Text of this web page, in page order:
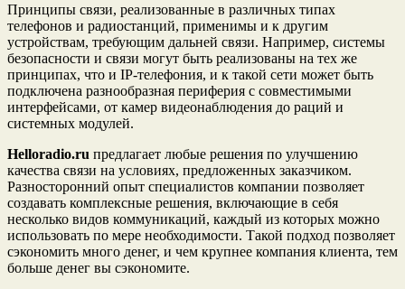
Принципы связи, реализованные в различных типах
телефонов и радиостанций, применимы и к другим
устройствам, требующим дальней связи. Например, системы
безопасности и связи могут быть реализованы на тех же
принципах, что и IP-телефония, и к такой сети может быть
подключена разнообразная периферия с совместимыми
интерфейсами, от камер видеонаблюдения до раций и
системных модулей.
Helloradio.ru предлагает любые решения по улучшению
качества связи на условиях, предложенных заказчиком.
Разносторонний опыт специалистов компании позволяет
создавать комплексные решения, включающие в себя
несколько видов коммуникаций, каждый из которых можно
использовать по мере необходимости. Такой подход позволяет
сэкономить много денег, и чем крупнее компания клиента, тем
больше денег вы сэкономите.